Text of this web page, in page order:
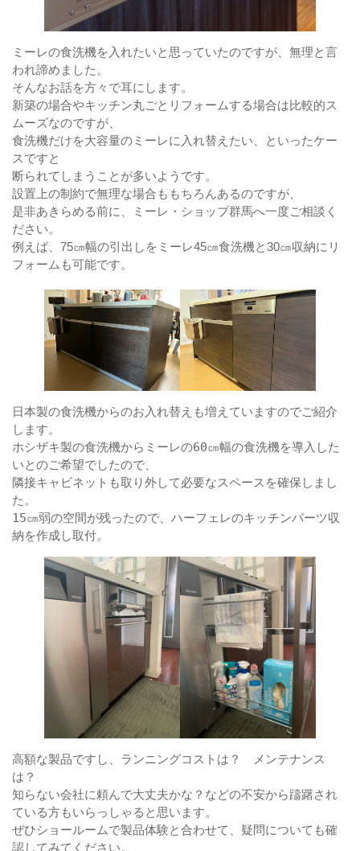
ミーレの食洗機を入れたいと思っていたのですが、無理と言
われ諦めました。
そんなお話を方々で耳にします。
新築の場合やキッチン丸ごとリフォームする場合は比較的ス
ムーズなのですが、
食洗機だけを大容量のミーレに入れ替えたい、といったケー
スですと
断られてしまうことが多いようです。
設置上の制約で無理な場合ももちろんあるのですが、
是非あきらめる前に、ミーレ・ショップ群馬へ一度ご相談く
ださい。
例えば、75㎝幅の引出しをミーレ45㎝食洗機と30㎝収納にリ
フォームも可能です。
日本製の食洗機からのお入れ替えも増えていますのでご紹介
します。
ホシザキ製の食洗機からミーレの60㎝幅の食洗機を導入した
いとのご希望でしたので、
隣接キャビネットも取り外して必要なスペースを確保しまし
た。
15㎝弱の空間が残ったので、ハーフェレのキッチンパーツ収
納を作成し取付。
高額な製品ですし、ランニングコストは？　メンテナンス
は？
知らない会社に頼んで大丈夫かな？などの不安から躊躇され
ている方もいらっしゃると思います。
ぜひショールームで製品体験と合わせて、疑問についても確
認してみてください。